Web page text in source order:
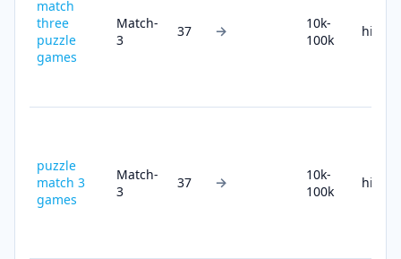
match
three
puzzle
games
Match-
3
37 →
10k-
100k
high
puzzle
match 3
games
Match-
3
37 →
10k-
100k
high